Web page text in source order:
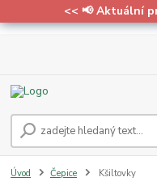
<< 📢 Aktuální
Úvod Čepice Kšiltovky